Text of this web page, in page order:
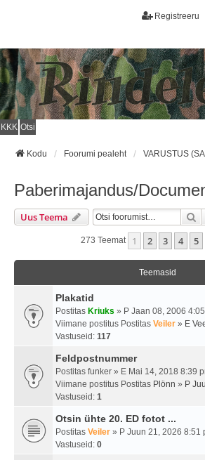
Registreeru
KKK Otsi
Kodu Foorumi pealeht
Paberimajandus/
Uus Teema
273 Teemat 1 2 3 4 5
Teemasid
Plakatid
Postitas Kriuks » P Jaan 08, 2006
Viimane postitus Postitas Veiler » E
Vastuseid: 117
Feldpostnummer
Postitas funker » E Mai 14, 2018 8:39
Viimane postitus Postitas Plönn » P
Vastuseid: 1
Otsin ühte 20. ED fotot ...
Postitas Veiler » P Juun 21, 2026 8:51
Vastuseid: 0